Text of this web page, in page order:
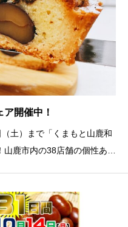
開催中！
土）まで「くまもと山鹿和
鹿市内の38店舗の個性ある